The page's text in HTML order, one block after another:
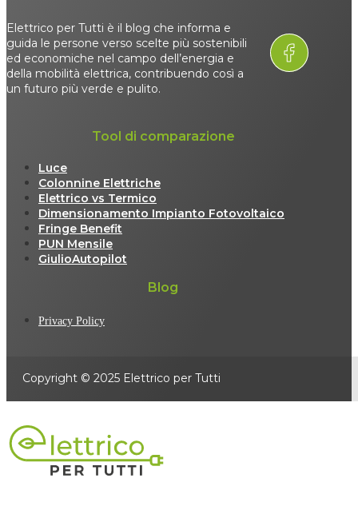
Elettrico per Tutti è il blog che informa e
guida le persone verso scelte più sostenibili
ed economiche nel campo dell’energia e
della mobilità elettrica, contribuendo così a
un futuro più verde e pulito.
Tool di comparazione
Luce
Colonnine Elettriche
Elettrico vs Termico
Dimensionamento Impianto Fotovoltaico
Fringe Benefit
PUN Mensile
GiulioAutopilot
Blog
Privacy Policy
Copyright © 2025 Elettrico per Tutti